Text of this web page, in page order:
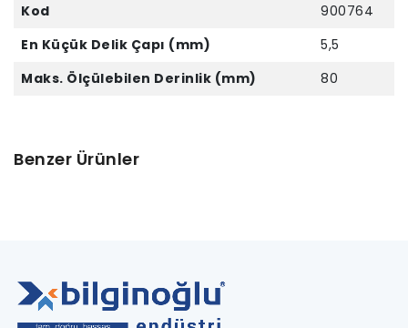
Kod
900764
En Küçük Delik Çapı (mm)
5,5
Maks. Ölçülebilen Derinlik (mm)
80
Benzer Ürünler